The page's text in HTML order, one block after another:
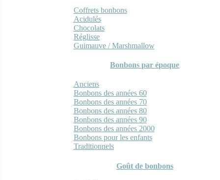
Coffrets bonbons
Acidulés
Chocolats
Réglisse
Guimauve / Marshmallow
Bonbons par époque
Anciens
Bonbons des années 60
Bonbons des années 70
Bonbons des années 80
Bonbons des années 90
Bonbons des années 2000
Bonbons pour les enfants
Traditionnels
Goût de bonbons